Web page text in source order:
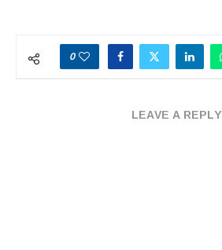
0
LEAVE A REPLY